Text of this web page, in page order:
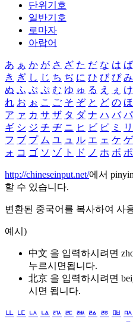
단위기호
일반기호
로마자
아랍어
あ ぁ か が さ ざ た だ な は ば
き ぎ し じ ち ぢ に ひ び ぴ み
ぬ ふ ぶ ぷ む ゆ ゅ る え ぇ け
れ お ぉ こ ご そ ぞ と ど の ほ
ア ァ カ サ ザ タ ダ ナ ハ バ パ
ギ シ ジ チ ヂ ニ ヒ ビ ピ ミ リ
フ ブ プ ム ユ ュ ル エ ェ ケ ゲ
ォ コ ゴ ソ ゾ ト ド ノ ホ ボ ポ
http://chineseinput.net/에서
할 수 있습니다.
변환된 중국어를 복사하여 사
예시)
中文 을 입력하시려면
누르시면됩니다.
北京 을 입력하시려면
시면 됩니다.
ㅥ ㅦ ㅧ ㅨ ㅩ ㅪ ㅫ ㅬ ㅭ ㅮ ㅯ